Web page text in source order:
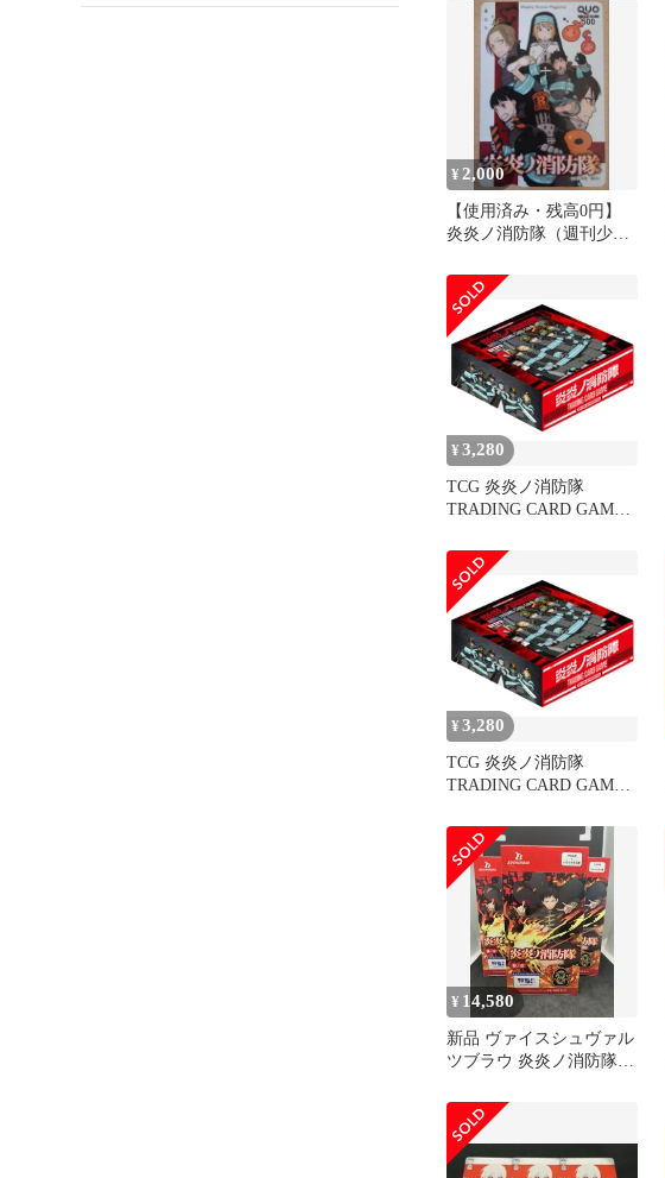
¥ 2,000
【使用済み・残高0円】
炎炎ノ消防隊（週刊少年
（懸賞当選品）
¥3,280
TCG 炎炎ノ消防隊
TRADING CARD GAME
パック入りBOX [01 BOX]
¥3,280
TCG 炎炎ノ消防隊
TRADING CARD GAME
パック入りBOX [01 BOX]
¥ 14,580
新品 ヴァイスシュヴァル
ツブラウ 炎炎ノ消防隊